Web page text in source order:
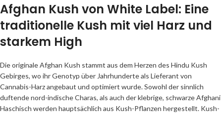
Afghan Kush von White Label: Eine
traditionelle Kush mit viel Harz und
starkem High
Die originale Afghan Kush stammt aus dem Herzen des Hindu Kush
Gebirges, wo ihr Genotyp über Jahrhunderte als Lieferant von
Cannabis-Harz angebaut und optimiert wurde. Sowohl der sinnlich
duftende nord-indische Charas, als auch der klebrige, schwarze Afghani
Haschisch werden hauptsächlich aus Kush-Pflanzen hergestellt. Kush-